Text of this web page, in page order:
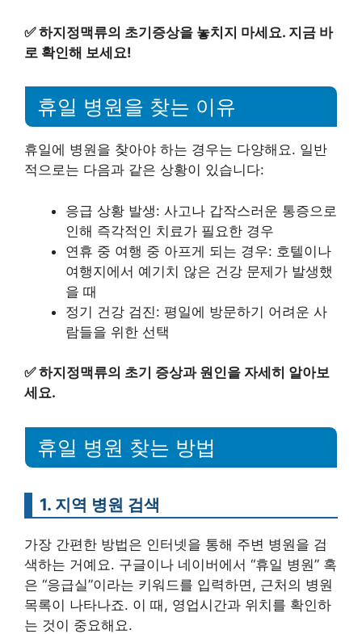
✅하지정맥류의 초기증상을 놓치지 마세요. 지금 바
로 확인해 보세요!
휴일 병원을 찾는 이유
휴일에 병원을 찾아야 하는 경우는 다양해요. 일반
적으로는 다음과 같은 상황이 있습니다:
응급 상황 발생: 사고나 갑작스러운 통증으로
인해 즉각적인 치료가 필요한 경우
연휴 중 여행 중 아프게 되는 경우: 호텔이나
여행지에서 예기치 않은 건강 문제가 발생했
을 때
정기 건강 검진: 평일에 방문하기 어려운 사
람들을 위한 선택
✅하지정맥류의 초기 증상과 원인을 자세히 알아보
세요.
휴일 병원 찾는 방법
1. 지역 병원 검색
가장 간편한 방법은 인터넷을 통해 주변 병원을 검
색하는 거예요. 구글이나 네이버에서 “휴일 병원” 혹
은 “응급실”이라는 키워드를 입력하면, 근처의 병원
목록이 나타나죠. 이 때, 영업시간과 위치를 확인하
는 것이 중요해요.